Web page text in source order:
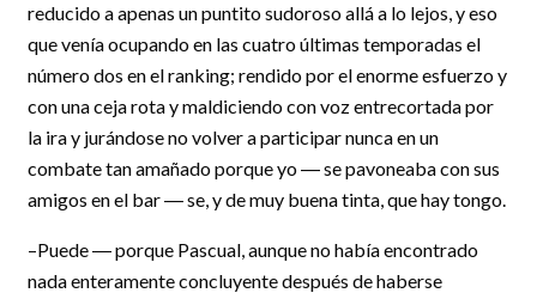
reducido a apenas un puntito sudoroso allá a lo lejos, y eso
que venía ocupando en las cuatro últimas temporadas el
número dos en el ranking; rendido por el enorme esfuerzo y
con una ceja rota y maldiciendo con voz entrecortada por
la ira y jurándose no volver a participar nunca en un
combate tan amañado porque yo ― se pavoneaba con sus
amigos en el bar ― se, y de muy buena tinta, que hay tongo.
–Puede ― porque Pascual, aunque no había encontrado
nada enteramente concluyente después de haberse